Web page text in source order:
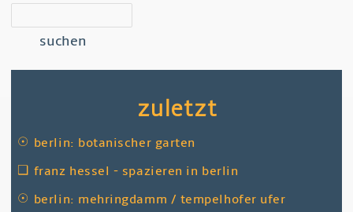
zuletzt
☉ berlin: botanischer garten
❑ franz hessel - spazieren in berlin
☉ berlin: mehringdamm / tempelhofer ufer